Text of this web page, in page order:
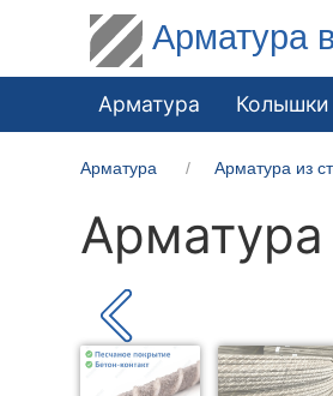
Арматура
Арматура Колышки
Арматура Арматура из